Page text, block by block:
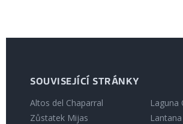
SOUVISEJÍCÍ STRÁNKY
Altos del Chaparral
Zůstatek Mijas
Laguna